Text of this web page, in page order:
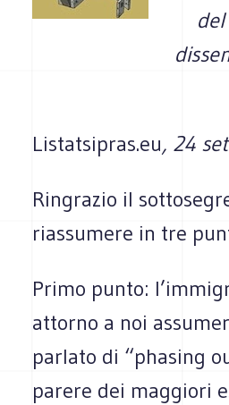
Listatsipras.eu, 24
Ringrazio il
riassumere in tre
Primo punto:
attorno a noi
parlato di “phasing
parere dei maggiori